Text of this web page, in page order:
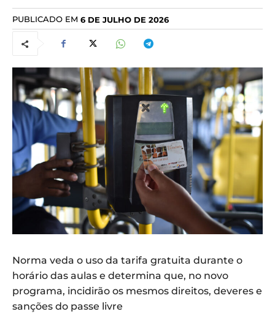
PUBLICADO EM 6 DE JULHO DE 2026
Norma veda o uso da tarifa gratuita durante o
horário das aulas e determina que, no novo
programa, incidirão os mesmos direitos, deveres e
sanções do passe livre